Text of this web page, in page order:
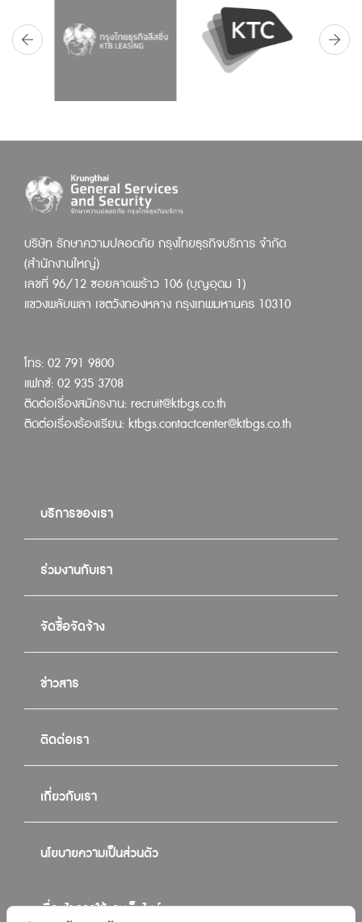
บริษัท รักษาความปลอดภัย กรุงไทยธุรกิจบริการ จำกัด
(สำนักงานใหญ่)
เลขที่ 96/12 ซอยลาดพร้าว 106 (บุญอุดม 1)
แขวงพลับพลา เขตวังทองหลาง กรุงเทพมหานคร 10310
โทร: 02 791 9800
แฟกซ์: 02 935 3708
ติดต่อเรื่องสมัครงาน: recruit@ktbgs.co.th
ติดต่อเรื่องร้องเรียน: ktbgs.contactcenter@ktbgs.co.th
บริการของเรา
ร่วมงานกับเรา
จัดซื้อจัดจ้าง
ข่าวสาร
ติดต่อเรา
เกี่ยวกับเรา
นโยบายความเป็นส่วนตัว
เงื่อนไขการใช้งานเว็บไซต์